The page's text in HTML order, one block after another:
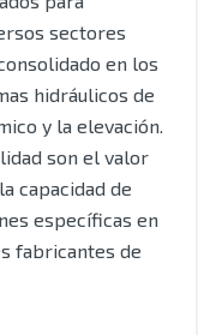
sectores
en los
hidráulicos de
y la elevación.
son el valor
capacidad de
específicas en
fabricantes de